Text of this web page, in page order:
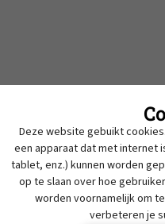
MyAPB
Om deze inhoud te
zijn in MyAPB.
APBnews
Werken bij APB
Dienst
Contact
Deze website gebuikt
een apparaat dat met internet
tablet, enz.) kunnen worden
op te slaan over hoe
worden voornamelijk om
verbeteren je